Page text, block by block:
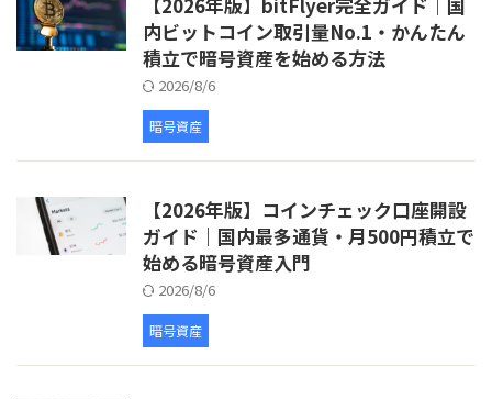
内ビットコイン取引量No.1・かんたん
積立で暗号資産を始める方法
2026/8/6
暗号資産
【2026年版】コインチェック口座開設
ガイド｜国内最多通貨・月500円積立で
始める暗号資産入門
2026/8/6
暗号資産